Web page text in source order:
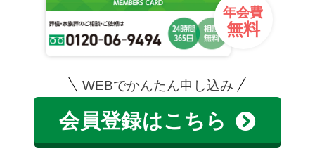
年会費
無料
WEBでかんたん申し込み
会員登録はこちら